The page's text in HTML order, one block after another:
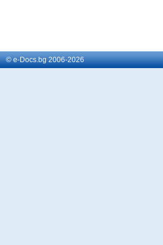
© e-Docs.bg 2006-2026